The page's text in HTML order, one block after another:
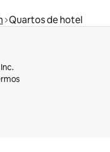
Quartos de hotel